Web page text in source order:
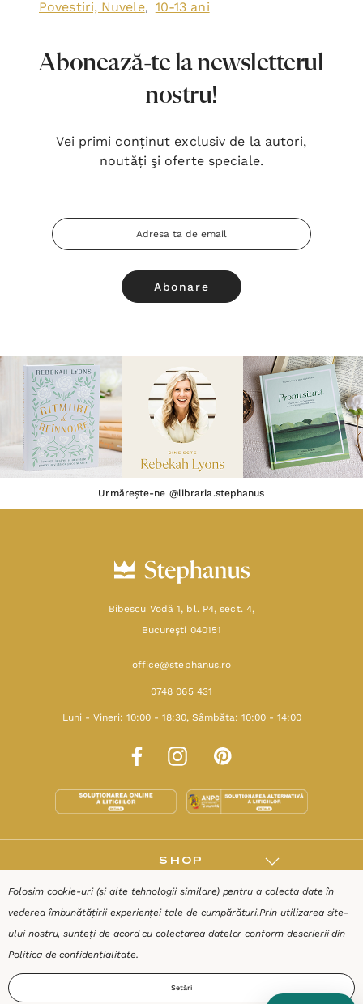
Povestiri, Nuvele, 10-13 ani
Abonează-te la newsletterul
nostru!
Vei primi conținut exclusiv de la autori,
noutăți şi oferte speciale.
Adresa
Email
Urmărește-ne @libraria.stephanus
Bibescu Vodă 1, bl. P4, sect. 4,
Bucureşti 040151
office@stephanus.ro
0748 065 431
Luni - Vineri: 10:00 - 18:30, Sâmbăta: 10:00 - 14:00
SHOP
Folosim cookie-uri (și alte tehnologii similare) pentru a colecta date în
vederea îmbunătățirii experienței tale de cumpărături.Prin utilizarea site-
ului nostru, sunteți de acord cu colectarea datelor conform descrierii din
Politica de confidențialitate.
Setări